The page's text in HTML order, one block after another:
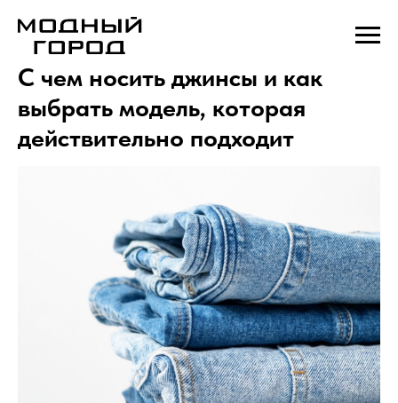
С чем носить джинсы и как
выбрать модель, которая
действительно подходит